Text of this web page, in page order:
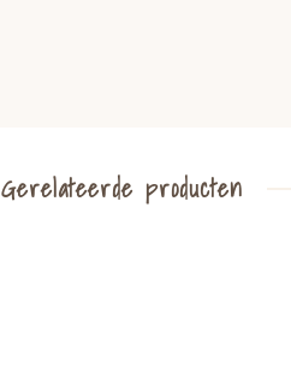
Gerelateerde producten